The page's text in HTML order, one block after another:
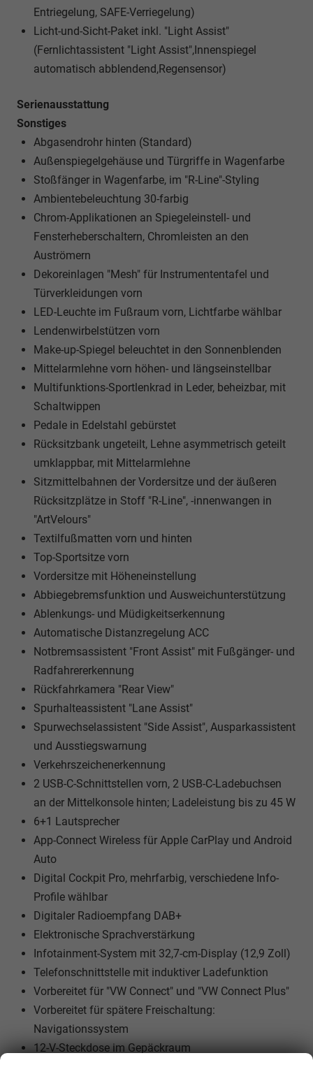
Entriegelung, SAFE-Verriegelung)
Licht-und-Sicht-Paket inkl. "Light Assist"
(Fernlichtassistent "Light Assist",Innenspiegel
automatisch abblendend,Regensensor)
Serienausstattung
Sonstiges
Abgasendrohr hinten (Standard)
Außenspiegelgehäuse und Türgriffe in Wagenfarbe
Stoßfänger in Wagenfarbe, im "R-Line"-Styling
Ambientebeleuchtung 30-farbig
Chrom-Applikationen an Spiegeleinstell- und
Fensterheberschaltern, Chromleisten an den
Auströmern
Dekoreinlagen "Mesh" für Instrumententafel und
Türverkleidungen vorn
LED-Leuchte im Fußraum vorn, Lichtfarbe wählbar
Lendenwirbelstützen vorn
Make-up-Spiegel beleuchtet in den Sonnenblenden
Mittelarmlehne vorn höhen- und längseinstellbar
Multifunktions-Sportlenkrad in Leder, beheizbar, mit
Schaltwippen
Pedale in Edelstahl gebürstet
Rücksitzbank ungeteilt, Lehne asymmetrisch geteilt
umklappbar, mit Mittelarmlehne
Sitzmittelbahnen der Vordersitze und der äußeren
Rücksitzplätze in Stoff "R-Line", -innenwangen in
"ArtVelours"
Textilfußmatten vorn und hinten
Top-Sportsitze vorn
Vordersitze mit Höheneinstellung
Abbiegebremsfunktion und Ausweichunterstützung
Ablenkungs- und Müdigkeitserkennung
Automatische Distanzregelung ACC
Notbremsassistent "Front Assist" mit Fußgänger- und
Radfahrererkennung
Rückfahrkamera "Rear View"
Spurhalteassistent "Lane Assist"
Spurwechselassistent "Side Assist", Ausparkassistent
und Ausstiegswarnung
Verkehrszeichenerkennung
2 USB-C-Schnittstellen vorn, 2 USB-C-Ladebuchsen
an der Mittelkonsole hinten; Ladeleistung bis zu 45 W
6+1 Lautsprecher
App-Connect Wireless für Apple CarPlay und Android
Auto
Digital Cockpit Pro, mehrfarbig, verschiedene Info-
Profile wählbar
Digitaler Radioempfang DAB+
Elektronische Sprachverstärkung
Infotainment-System mit 32,7-cm-Display (12,9 Zoll)
Telefonschnittstelle mit induktiver Ladefunktion
Vorbereitet für "VW Connect" und "VW Connect Plus"
Vorbereitet für spätere Freischaltung:
Navigationssystem
12-V-Steckdose im Gepäckraum